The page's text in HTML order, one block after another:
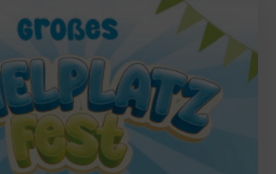
Bäder
Beruf &
Freihafen |
Sponsoring